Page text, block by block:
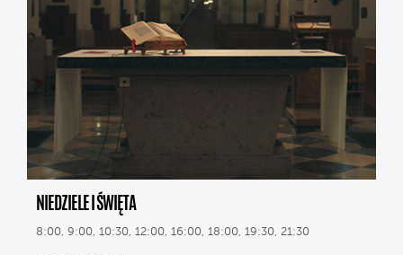
NIEDZIELE I ŚWIĘTA
8:00, 9:00, 10:30, 12:00, 16:00, 18:00, 19:30, 21:30